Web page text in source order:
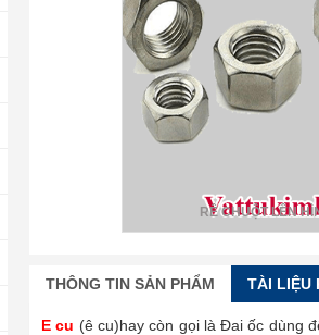
RÊ CHUỘT LÊN
THÔNG TIN SẢN PHẨM TÀI LIỆU
E cu (ê cu)hay còn gọi là Đai ốc dùng